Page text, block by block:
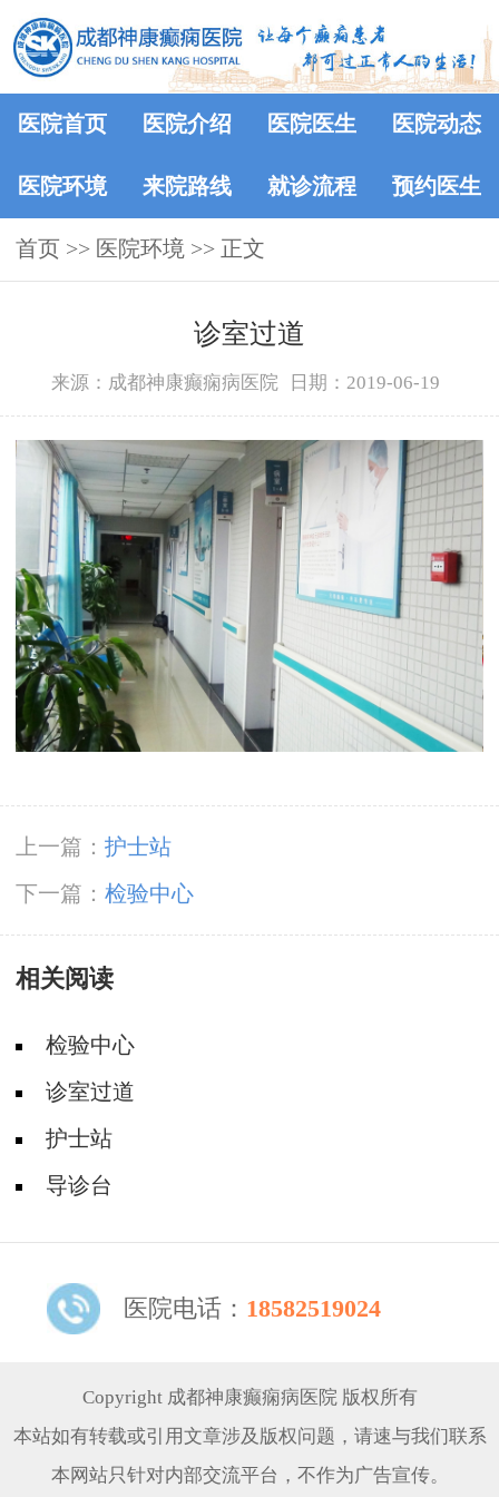
医院首页 医院介绍 医院医生 医院动态
医院环境 来院路线 就诊流程 预约医生
首页 >> 医院环境 >> 正文
诊室过道
来源：成都神康癫痫病医院 日期：2019-06-19
上一篇： 护士站
下一篇： 检验中心
相关阅读
检验中心
诊室过道
护士站
导诊台
医院电话： 18582519024
Copyright 成都神康癫痫病医院 版权所有
本站如有转载或引用文章涉及版权问题，请速与我们联系
本网站只针对内部交流平台，不作为广告宣传。